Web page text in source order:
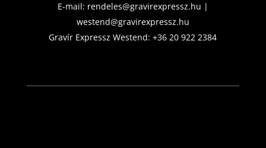
E-mail: rendeles@gravirexpressz.hu |
westend@gravirexpressz.hu
Gravír Expressz Westend:+36 20 922 2384